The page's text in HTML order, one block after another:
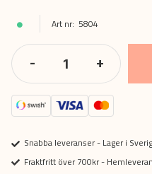
5804
- +
Snabba leveranser - Lager i
Fraktfritt över 700kr -